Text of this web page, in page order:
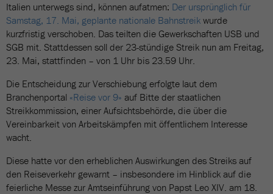
Italien unterwegs sind, können aufatmen: Der ursprünglich für
Samstag, 17. Mai, geplante nationale Bahnstreik wurde
kurzfristig verschoben. Das teilten die Gewerkschaften USB und
SGB mit. Stattdessen soll der 23-stündige Streik nun am Freitag,
23. Mai, stattfinden – von 1 Uhr bis 23.59 Uhr.
Die Entscheidung zur Verschiebung erfolgte laut dem
Branchenportal «Reise vor 9» auf Bitte der staatlichen
Streikkommission, einer Aufsichtsbehörde, die über die
Vereinbarkeit von Arbeitskämpfen mit öffentlichem Interesse
wacht.
Diese hatte vor den erheblichen Auswirkungen des Streiks auf
den Reiseverkehr gewarnt – insbesondere im Hinblick auf die
feierliche Messe zur Amtseinführung von Papst Leo XIV. am 18.